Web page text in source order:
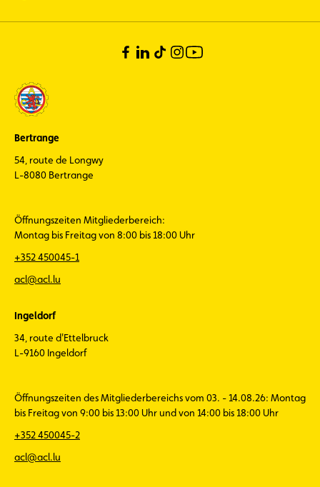
Bertrange
54, route de Longwy
L-8080 Bertrange
Öffnungszeiten Mitgliederbereich:
Montag bis Freitag von 8:00 bis 18:00 Uhr
+352 450045-1
acl@acl.lu
Ingeldorf
34, route d'Ettelbruck
L-9160 Ingeldorf
Öffnungszeiten des Mitgliederbereichs vom 03. - 14.08.26: Montag
bis Freitag von 9:00 bis 13:00 Uhr und von 14:00 bis 18:00 Uhr
+352 450045-2
acl@acl.lu